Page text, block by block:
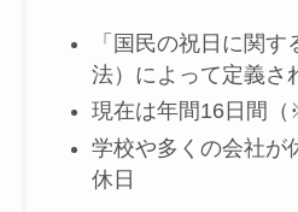
「国民の祝日に関す
法）によって定義さ
現在は年間16日間（
学校や多くの会社が
休日